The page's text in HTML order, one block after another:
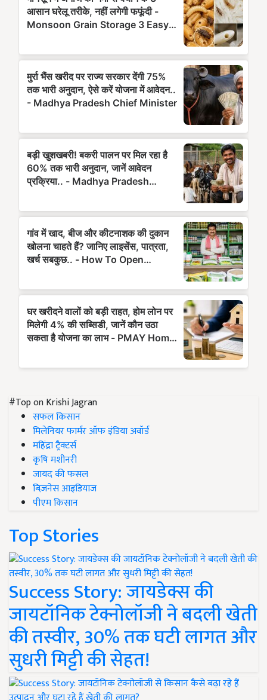
#Top on Krishi Jagran
सफल किसान
मिलेनियर फार्मर ऑफ इंडिया अवॉर्ड
महिंद्रा ट्रैक्टर्स
कृषि मशीनरी
जायद की फसल
बिज़नेस आइडियाज
पीएम किसान
Top Stories
Success Story: जायडेक्स की
जायटॉनिक टेक्नोलॉजी ने बदली खेती
की तस्वीर, 30% तक घटी लागत और
सुधरी मिट्टी की सेहत!